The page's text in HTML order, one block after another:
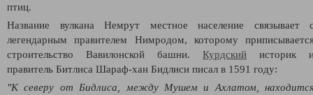
птиц.
Название вулкана Немрут местное население связывает
легендарным правителем Нимродом, которому
строительство Вавилонской башни. Курдский историк
правитель Битлиса Шараф-хан Бидлиси писал в 1591 году:
"К северу от Бидлиса, между Мушем и Ахлатом ,